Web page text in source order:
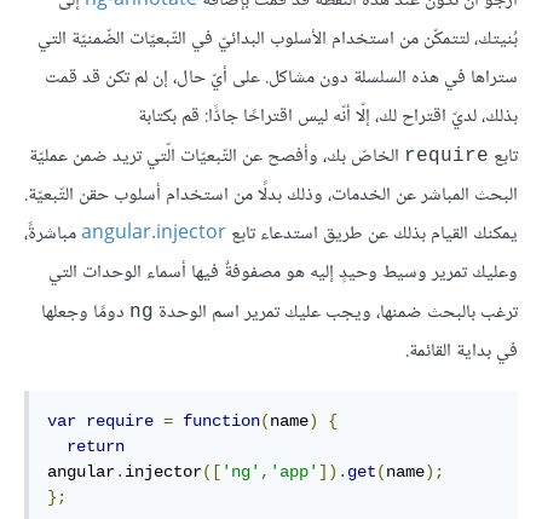
بُنيتك، لتتمكّن من استخدام الأسلوب البدائيّ في التّبعيّات الضّمنيّة التي
ستراها في هذه السلسلة دون مشاكل. على أيّ حال، إن لم تكن قد قمت
بذلك، لديّ اقتراح لك، إلّا أنّه ليس اقتراحًا جادًّا: قم بكتابة
تابع require الخاصّ بك، وأفصح عن التّبعيّات الّتي تريد ضمن عمليّة
البحث المباشر عن الخدمات، وذلك بدلًا من استخدام أسلوب حقن التّبعيّة.
يمكنك القيام بذلك عن طريق استدعاء تابعangular.injectorمباشرةً،
وعليك تمرير وسيط وحيدٍ إليه هو مصفوفةٌ فيها أسماء الوحدات التي
ترغب بالبحث ضمنها، ويجب عليك تمرير اسم الوحدة ng دومًا وجعلها
في بداية القائمة.
var require = function(name)
{
return
angular. injector([ 'ng' , 'app' ]). get(name);
};